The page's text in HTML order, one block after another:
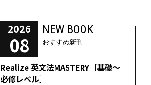
2026
08
NEW BOOK
おすすめ新刊
Realize 英文法MASTERY［基礎～
必修レベル］